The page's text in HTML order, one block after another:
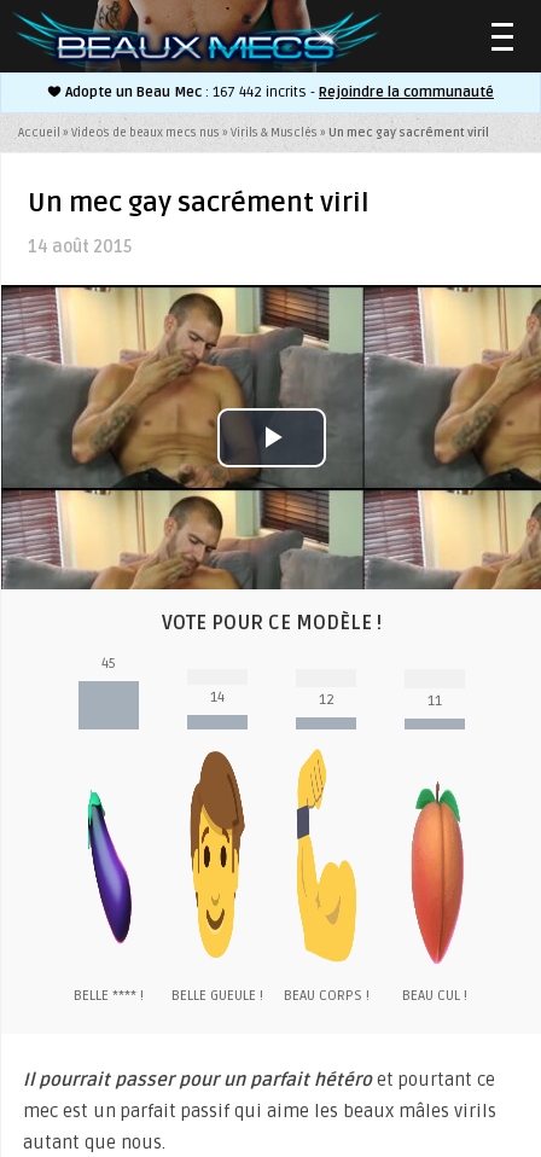
Adopte un Beau Mec : 167 442 incrits - Rejoindre la communauté
Accueil » Videos de beaux mecs nus » Virils & Musclés » Un mec gay sacrément viril
Un mec gay sacrément viril
14 août 2015
Play
Video
VOTE POUR CE MODÈLE !
45
BELLE **** !
14
BELLE GUEULE !
12
BEAU CORPS !
11
BEAU CUL !
Il pourrait passer pour un parfait hétéro et pourtant ce
mec est un parfait passif qui aime les beaux mâles virils
autant que nous.
▼